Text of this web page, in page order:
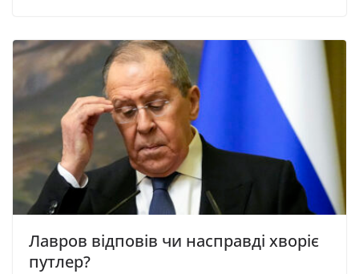
Лавров відповів чи насправді хворіє
путлер?